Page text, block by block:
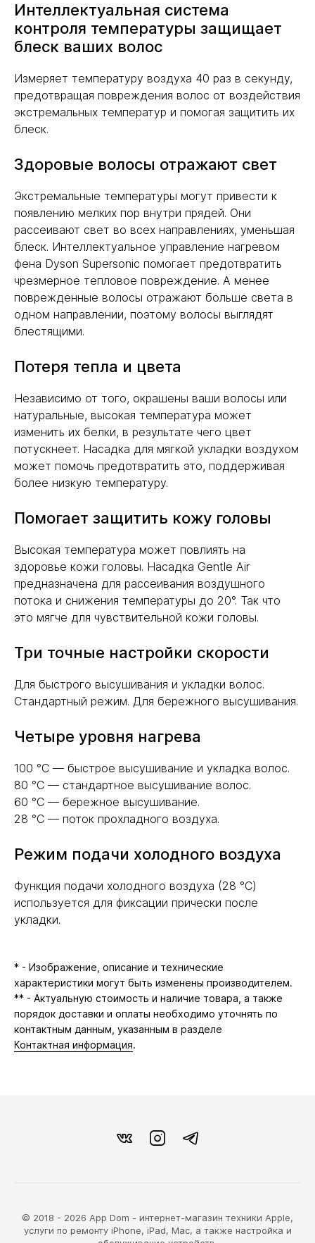
Интеллектуальная система
контроля температуры защищает
блеск ваших волос
Измеряет температуру воздуха 40 раз в секунду,
предотвращая повреждения волос от воздействия
экстремальных температур и помогая защитить их
блеск.
Здоровые волосы отражают свет
Экстремальные температуры могут привести к
появлению мелких пор внутри прядей. Они
рассеивают свет во всех направлениях, уменьшая
блеск. Интеллектуальное управление нагревом
фена Dyson Supersonic помогает предотвратить
чрезмерное тепловое повреждение. А менее
поврежденные волосы отражают больше света в
одном направлении, поэтому волосы выглядят
блестящими.
Потеря тепла и цвета
Независимо от того, окрашены ваши волосы или
натуральные, высокая температура может
изменить их белки, в результате чего цвет
потускнеет. Насадка для мягкой укладки воздухом
может помочь предотвратить это, поддерживая
более низкую температуру.
Помогает защитить кожу головы
Высокая температура может повлиять на
здоровье кожи головы. Насадка Gentle Air
предназначена для рассеивания воздушного
потока и снижения температуры до 20°. Так что
это мягче для чувствительной кожи головы.
Три точные настройки скорости
Для быстрого высушивания и укладки волос.
Стандартный режим. Для бережного высушивания.
Четыре уровня нагрева
100 °C — быстрое высушивание и укладка волос.
80 °C — стандартное высушивание волос.
60 °C — бережное высушивание.
28 °C — поток прохладного воздуха.
Режим подачи холодного воздуха
Функция подачи холодного воздуха (28 °C)
используется для фиксации прически после
укладки.
* - Изображение, описание и технические
характеристики могут быть изменены производителем.
** - Актуальную стоимость и наличие товара, а также
порядок доставки и оплаты необходимо уточнять по
контактным данным, указанным в разделе
Контактная информация.
© 2018 - 2026 App Dom - интернет-магазин техники Apple,
услуги по ремонту iPhone, iPad, Mac, а также настройка и